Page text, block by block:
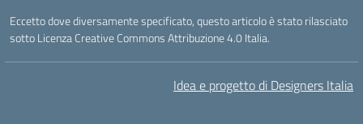
Eccetto dove diversamente specificato, questo articolo è stato rilasciato
sotto Licenza Creative Commons Attribuzione 4.0 Italia.
Idea e progetto di Designers Italia